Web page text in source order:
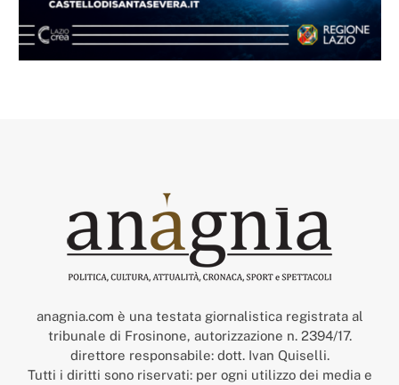
anagnia.com è una testata giornalistica registrata al
tribunale di Frosinone, autorizzazione n. 2394/17.
direttore responsabile: dott. Ivan Quiselli.
Tutti i diritti sono riservati: per ogni utilizzo dei media e